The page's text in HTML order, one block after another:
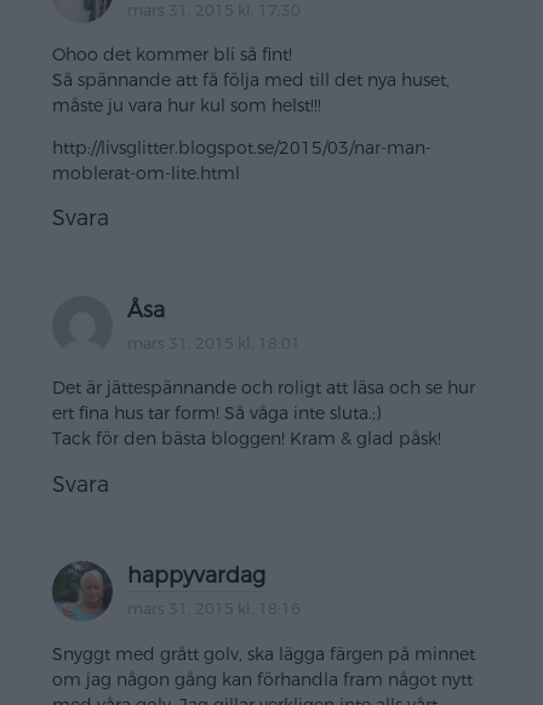
mars 31, 2015 kl. 17:30
Ohoo det kommer bli så fint!
Så spännande att få följa med till det nya huset,
måste ju vara hur kul som helst!!!
http://livsglitter.blogspot.se/2015/03/nar-man-
moblerat-om-lite.html
Svara
Åsa
mars 31, 2015 kl. 18:01
Det är jättespännande och roligt att läsa och se hur
ert fina hus tar form! Så våga inte sluta.;)
Tack för den bästa bloggen! Kram & glad påsk!
Svara
happyvardag
mars 31, 2015 kl. 18:16
Snyggt med grått golv, ska lägga färgen på minnet
om jag någon gång kan förhandla fram något nytt